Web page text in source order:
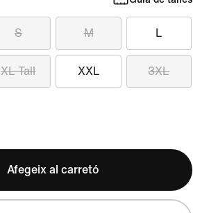
S M L
XL Tall XXL 3XL
Afegeix al carretó